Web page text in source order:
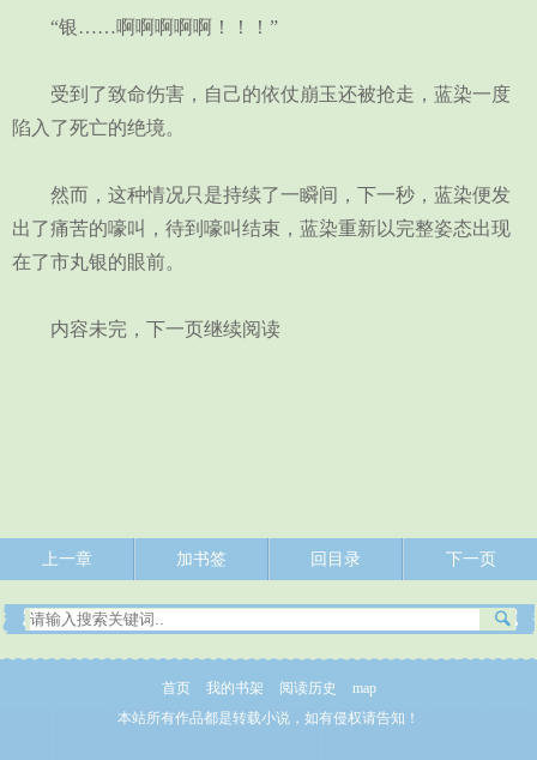
“银……啊啊啊啊啊！！！”
受到了致命伤害，自己的依仗崩玉还被抢走，蓝染一度
陷入了死亡的绝境。
然而，这种情况只是持续了一瞬间，下一秒，蓝染便发
出了痛苦的嚎叫，待到嚎叫结束，蓝染重新以完整姿态出现
在了市丸银的眼前。
内容未完，下一页继续阅读
上一章 加书签 回目录 下一页
首页 我的书架 阅读历史
map
本站所有作品都是转载小说，如有侵权请告知！